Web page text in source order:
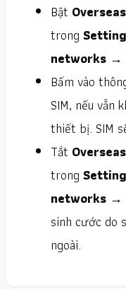
Bật
trong
networks →
Bấm vào
SIM, nếu vẫn
thiết bị. SIM
Tắt
trong
networks →
sinh cước do
ngoài.